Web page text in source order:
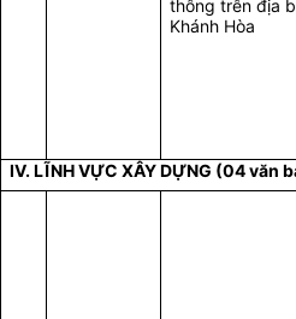
thông trên địa
Khánh Hòa
IV. LĨNH VỰC XÂY DỰNG (04 văn